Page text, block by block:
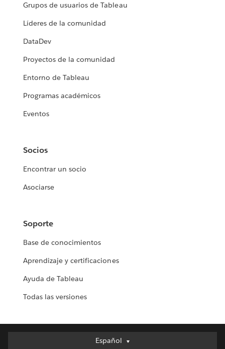
Grupos de usuarios de Tableau
Líderes de la comunidad
DataDev
Proyectos de la comunidad
Entorno de Tableau
Programas académicos
Eventos
Socios
Encontrar un socio
Asociarse
Soporte
Base de conocimientos
Aprendizaje y certificaciones
Ayuda de Tableau
Todas las versiones
Español
Español